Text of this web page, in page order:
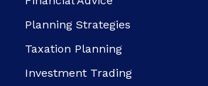
Planning Strategies
Taxation Planning
Investment Trading